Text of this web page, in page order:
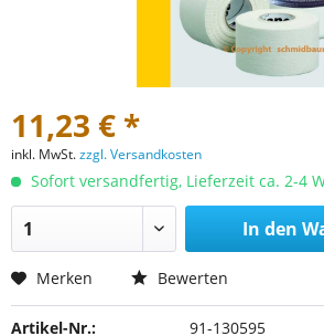
11,23 € *
inkl. MwSt.zzgl. Versandkosten
Sofort versandfertig, Lieferzeit ca. 2-4
In den
Merken Bewerten
Artikel-Nr.: 91-130595